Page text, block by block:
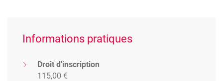
Informations pratiques
Droit d'inscription
115,00 €